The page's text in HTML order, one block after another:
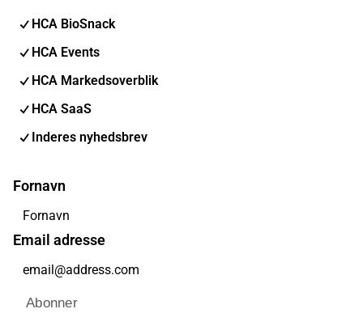
HCA BioSnack
HCA Events
HCA Markedsoverblik
HCA SaaS
Inderes nyhedsbrev
Fornavn
Email adresse
Abonner